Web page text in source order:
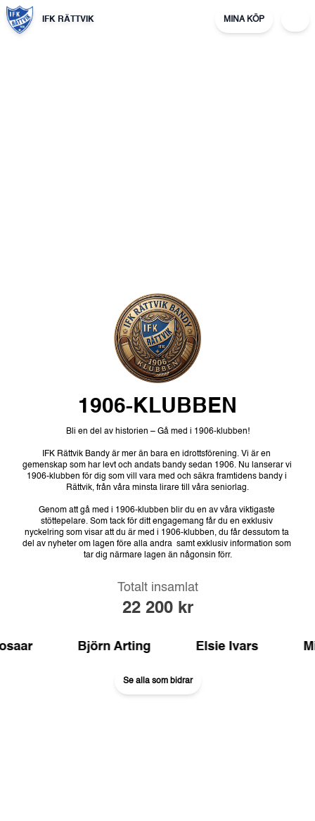
IFK RÄTTVIK MINA KÖP
1906-KLUBBEN
Bli en del av historien – Gå med i 1906-klubben!
IFK Rättvik Bandy är mer än bara en idrottsförening. Vi är en
gemenskap som har levt och andats bandy sedan 1906. Nu lanserar vi
1906-klubben för dig som vill vara med och säkra framtidens bandy i
Rättvik, från våra minsta lirare till våra seniorlag.
Genom att gå med i 1906-klubben blir du en av våra viktigaste
stöttepelare. Som tack för ditt engagemang får du en exklusiv
nyckelring som visar att du är med i 1906-klubben, du får dessutom ta
del av nyheter om lagen före alla andra samt exklusiv information som
tar dig närmare lagen än någonsin förr.
Totalt insamlat
22 200 kr
Björn Arting Elsie Ivars
Se alla som bidrar